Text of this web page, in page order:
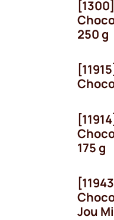
250 g
175 g
Jou